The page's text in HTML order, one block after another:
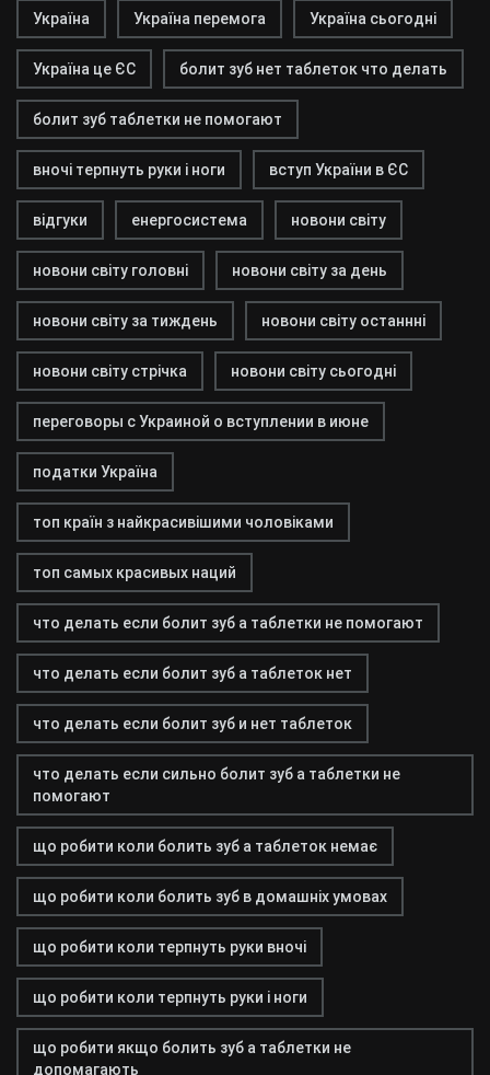
Україна Україна перемога Україна сьогодні
Україна це ЄС болит зуб нет таблеток что делать
болит зуб таблетки не помогают
вночі терпнуть руки і ноги вступ України в ЄС
відгуки енергосистема новони світу
новони світу головні новони світу за день
новони світу за тиждень новони світу останнні
новони світу стрічка новони світу сьогодні
переговоры с Украиной о вступлении в июне
податки Україна
топ країн з найкрасивішими чоловіками
топ самых красивых наций
что делать если болит зуб а таблетки не помогают
что делать если болит зуб а таблеток нет
что делать если болит зуб и нет таблеток
что делать если сильно болит зуб а таблетки не
помогают
що робити коли болить зуб а таблеток немає
що робити коли болить зуб в домашніх умовах
що робити коли терпнуть руки вночі
що робити коли терпнуть руки і ноги
що робити якщо болить зуб а таблетки не
допомагають